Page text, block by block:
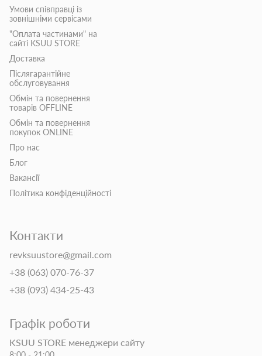
Умови співправці із
зовнішніми сервісами
"Оплата частинами" на
сайті KSUU STORE
Доставка
Післягарантійне
обслуговування
Обмін та повернення
товарів OFFLINE
Обмін та повернення
покупок ONLINE
Про нас
Блог
Вакансії
Політика конфіденційності
Контакти
revksuustore@gmail.com
+38 (063) 070-76-37
+38 (093) 434-25-43
Графік роботи
KSUU STORE менеджери сайту